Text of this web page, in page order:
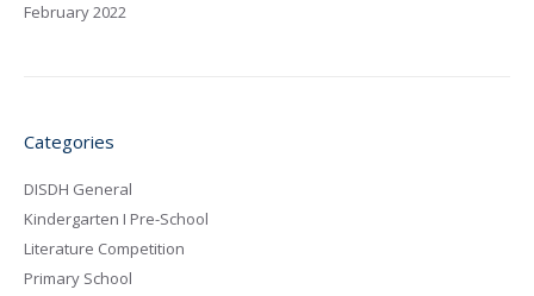
February 2022
Categories
DISDH General
Kindergarten I Pre-School
Literature Competition
Primary School